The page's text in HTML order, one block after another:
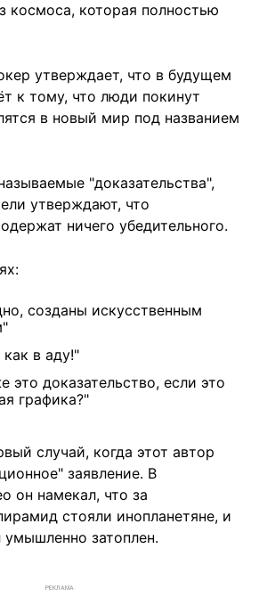
космоса, которая полностью
утверждает, что в будущем
к тому, что люди покинут
в новый мир под названием
"доказательства",
утверждают, что
ничего убедительного.
созданы искусственным
в аду!"
это доказательство, если это
графика?"
случай, когда этот автор
заявление. В
он намекал, что за
стояли инопланетяне, и
умышленно затоплен.
РЕКЛАМА